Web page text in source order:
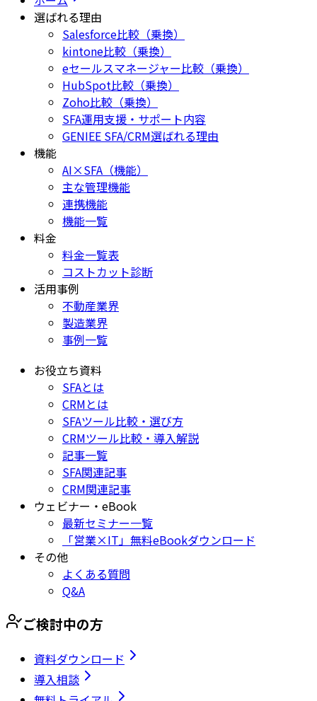
選ばれる理由
Salesforce比較（乗換）
kintone比較（乗換）
eセールスマネージャー比較（乗換）
HubSpot比較（乗換）
Zoho比較（乗換）
SFA運用支援・サポート内容
GENIEE SFA/CRM選ばれる理由
機能
AI×SFA（機能）
主な管理機能
連携機能
機能一覧
料金
料金一覧表
コストカット診断
活用事例
不動産業界
製造業界
事例一覧
お役立ち資料
SFAとは
CRMとは
SFAツール比較・選び方
CRMツール比較・導入解説
記事一覧
SFA関連記事
CRM関連記事
ウェビナー・eBook
最新セミナー一覧
「営業×IT」無料eBookダウンロード
その他
よくある質問
Q&A
ご検討中の方
資料ダウンロード
導入相談